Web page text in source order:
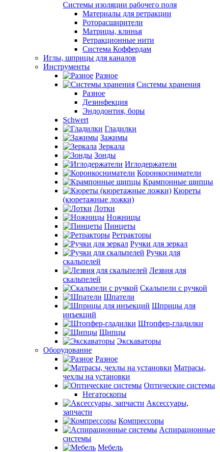
Системы изоляции рабочего поля
Материалы для ретракции
Роторасширители
Матрицы, клинья
Ретракционные нити
Система Коффердам
Иглы, шприцы для каналов
Инструменты
Разное
Системы хранения
Разное
Дезинфекция
Эндодонтия, боры
Schwert
Гладилки
Зажимы
Зеркала
Зонды
Иглодержатели
Коронкосниматели
Крампонные щипцы
Кюреты
(кюретажные ложки)
Лотки
Ножницы
Пинцеты
Ретракторы
Ручки для зеркал
Ручки для
скальпелей
Лезвия для
скальпелей
Скальпели с ручкой
Шпатели
Шприцы для
инъекций
Штопфер-гладилки
Щипцы
Экскаваторы
Оборудование
Разное
Матрасы,
чехлы на установки
Оптические системы
Негатоскопы
Аксессуары,
запчасти
Компрессоры
Аспирационные
системы
Мебель